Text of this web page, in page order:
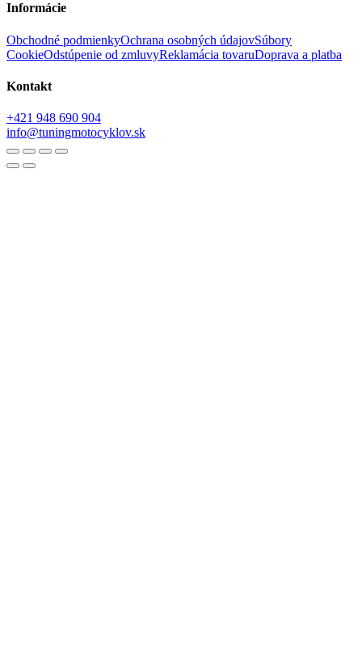
Informácie
Obchodné podmienkyOchrana osobných údajovSúbory
CookieOdstúpenie od zmluvyReklamácia tovaruDoprava a platba
Kontakt
+421 948 690 904
info@tuningmotocyklov.sk